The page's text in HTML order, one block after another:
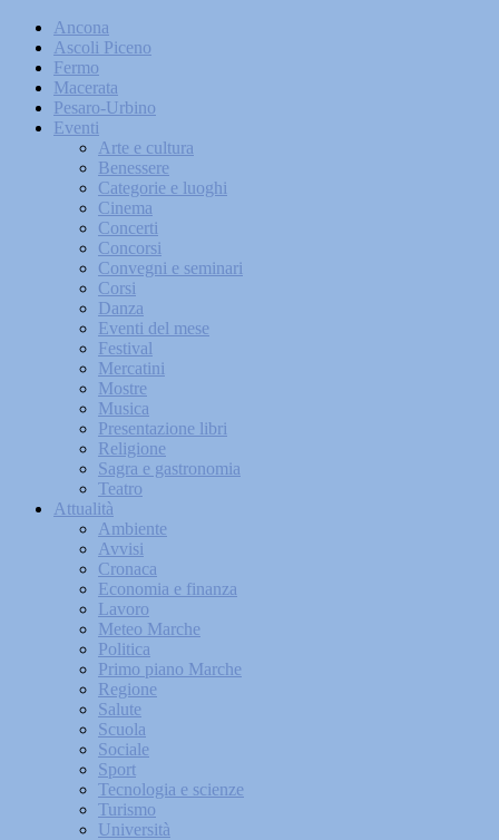
Ancona
Ascoli Piceno
Fermo
Macerata
Pesaro-Urbino
Eventi
Arte e cultura
Benessere
Categorie e luoghi
Cinema
Concerti
Concorsi
Convegni e seminari
Corsi
Danza
Eventi del mese
Festival
Mercatini
Mostre
Musica
Presentazione libri
Religione
Sagra e gastronomia
Teatro
Attualità
Ambiente
Avvisi
Cronaca
Economia e finanza
Lavoro
Meteo Marche
Politica
Primo piano Marche
Regione
Salute
Scuola
Sociale
Sport
Tecnologia e scienze
Turismo
Università